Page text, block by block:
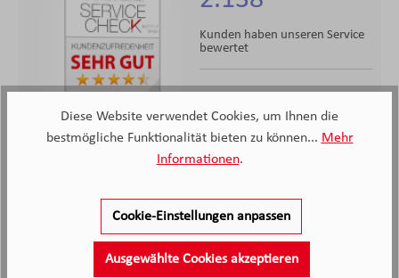
2138 Bewertungen
Stand: 08.08.26
4.4
Kunden haben unseren Service
bewertet
4.4
Durchschnittliche Bewertung
Diese Website verwendet Cookies, um Ihnen die
bestmögliche Funktionalität bieten zu können... Mehr
Informationen.
Cookie-Einstellungen anpassen
Ausgewählte Cookies akzeptieren